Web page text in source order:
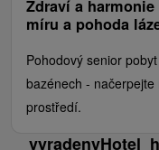
Zdraví a
míru a pohoda
Pohodový senior
bazénech -
prostředí.